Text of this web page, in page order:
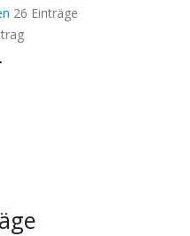
26 Einträge